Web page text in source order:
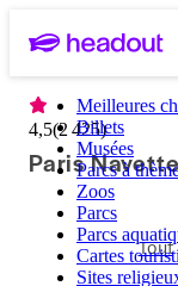
Meilleures
Billets
Musées
Parcs à
Zoos
Parcs
Parcs
Cartes
Sites
4,5(2 425)
Paris
Tout